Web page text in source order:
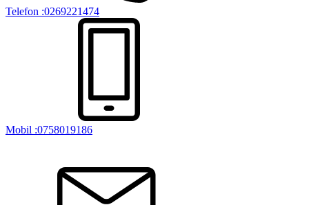
Telefon :0269221474
Mobil :0758019186